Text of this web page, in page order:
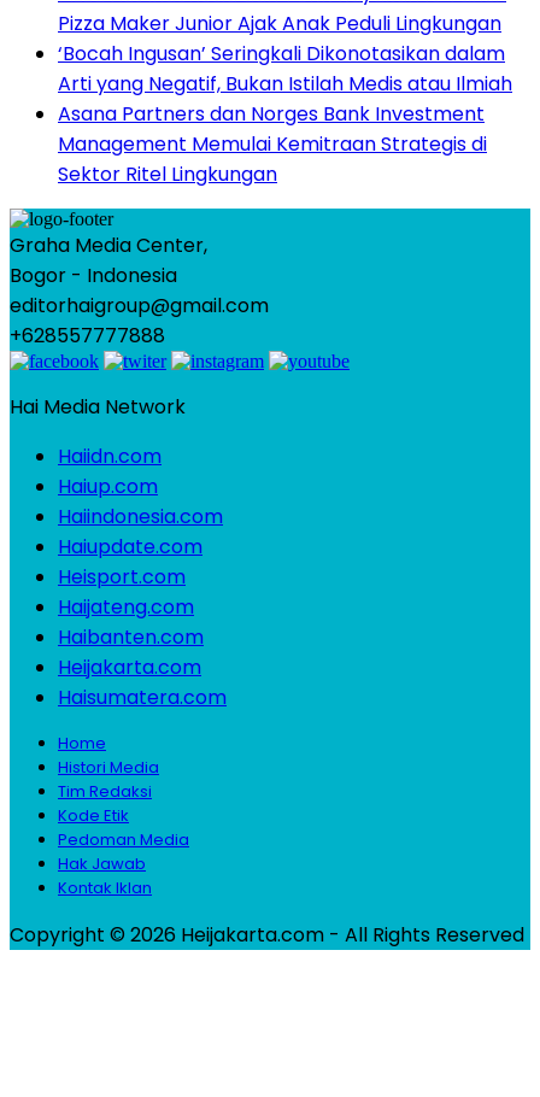
Pizza Maker Junior Ajak Anak Peduli Lingkungan
‘Bocah Ingusan’ Seringkali Dikonotasikan dalam
Arti yang Negatif, Bukan Istilah Medis atau Ilmiah
Asana Partners dan Norges Bank Investment
Management Memulai Kemitraan Strategis di
Sektor Ritel Lingkungan
Graha Media Center,
Bogor - Indonesia
editorhaigroup@gmail.com
+628557777888
Hai Media Network
Haiidn.com
Haiup.com
Haiindonesia.com
Haiupdate.com
Heisport.com
Haijateng.com
Haibanten.com
Heijakarta.com
Haisumatera.com
Home
Histori Media
Tim Redaksi
Kode Etik
Pedoman Media
Hak Jawab
Kontak Iklan
Copyright © 2026 Heijakarta.com - All Rights Reserved